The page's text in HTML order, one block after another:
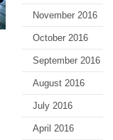
November 2016
October 2016
September 2016
August 2016
July 2016
April 2016